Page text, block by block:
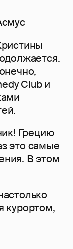
Club и
Грецию
это самые
В этом
курортом,